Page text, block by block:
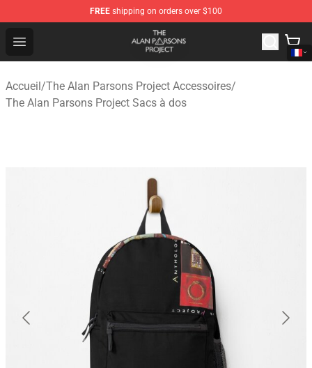
FREE shipping on orders over $100
Open menu
The Alan Parsons Project Store - Official The Alan
Accueil/The Alan Parsons Project Accessoires/
The Alan Parsons Project Sacs à dos